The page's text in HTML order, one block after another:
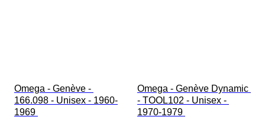
Omega - Genève -
166.098 - Unisex - 1960-
1969
Omega - Genève Dynamic
- TOOL102 - Unisex -
1970-1979